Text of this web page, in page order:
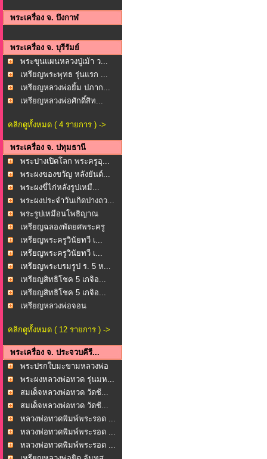
พระเครื่อง จ. บึงกาฬ
พระเครื่อง จ. บุรีรัมย์
พระขุนแผนหลวงปู่เม้า ว...
เหรียญพระพุทธ รุ่นแรก ...
เหรียญหลวงพ่อยิ้ม ปภาก...
เหรียญหลวงพ่อศักดิ์สิท...
คลิกดูทั้งหมด ( 4 รายการ ) ->
พระเครื่อง จ. ปทุมธานี
พระปางเปิดโลก พระครูอุ...
พระผงของขวัญ หลังยันต์...
พระผงขี่ไก่หลังรูปเหมื...
พระผงประจำวันเกิดปางถว...
พระรูปเหมือนโพธิญาณ
หล... เหรียญฉลองพัดยศพระครู
ช...
เหรียญพระครูวินัยทวี เ...
เหรียญพระครูวินัยทวี เ...
เหรียญพระบรมรูป ร. 5 ห...
เหรียญสิทธิโชค 5 เกจิอ...
เหรียญสิทธิโชค 5 เกจิอ...
เหรียญหลวงพ่อจอน
คลิกดูทั้งหมด ( 12 รายการ ) ->
พระเครื่อง จ. ประจวบคีรี...
พระปรกใบมะขามหลวงพ่อ
ยิ...
พระผงหลวงพ่อทวด รุ่นมห...
สมเด็จหลวงพ่อทวด วัดช้...
สมเด็จหลวงพ่อทวด วัดช้...
หลวงพ่อทวดพิมพ์พระรอด ...
หลวงพ่อทวดพิมพ์พระรอด ...
หลวงพ่อทวดพิมพ์พระรอด ...